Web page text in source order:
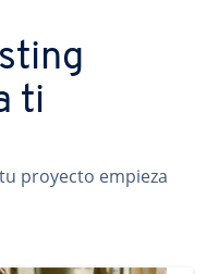
ti
proyecto empieza